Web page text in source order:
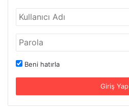
Beni hatırla
Giriş Yap